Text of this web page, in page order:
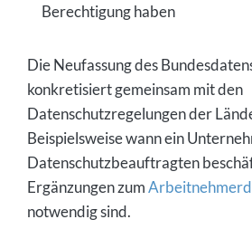
Berechtigung haben
Die Neufassung des
konkretisiert gemeinsam mit den
Datenschutzregelungen der
Beispielsweise wann ein
Datenschutzbeauftragten
Ergänzungen zum
notwendig sind.